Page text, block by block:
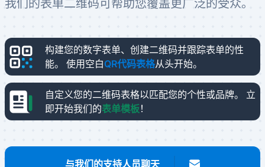
我们的表单二维码可帮助您覆盖更广泛的受众。
构建您的数字表单、创建二维码并跟踪表单的性
能。 使用空白QR代码表格从头开始。
自定义您的二维码表格以匹配您的个性或品牌。 立
即开始我们的表单模板！
与我们的支持人员聊天